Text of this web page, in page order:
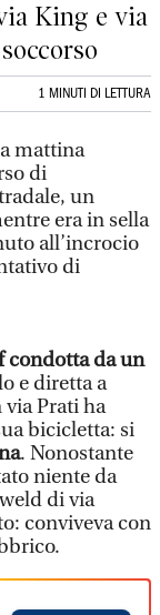
King e via
1 MINUTI DI LETTURA
mattina
di
un
era in sella
all’incrocio
di
condotta da un
e diretta a
via Prati ha
bicicletta: si
. Nonostante
niente da
di via
conviveva con